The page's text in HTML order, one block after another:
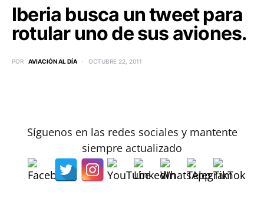
Iberia busca un tweet para
rotular uno de sus aviones.
POR AVIACIÓN AL DÍA OCTUBRE 22, 2011
Síguenos en las redes sociales y mantente
siempre actualizado